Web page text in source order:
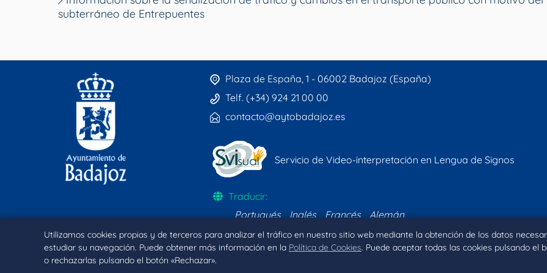
Utilizamos cookies propias y de terceros para analizar el tráfico en nuestro sitio web mediante la obtención de los datos
estudiar su navegación. Puede obtener más información en la Política de Cookies. Puede aceptar todas las cookies pulsando el
o rechazarlas pulsando el botón «Rechazar».
subterráneo de Entrepuentes
Plaza de España, 1 - 06002 Badajoz (España)
Telf. (+34) 924 21 00 00
contacto@aytobadajoz.es
Servicio de Video-interpretación en Lengua de Signos
Traducir:
Portugués
Inglés Francés Alemán
Aviso legal Política de